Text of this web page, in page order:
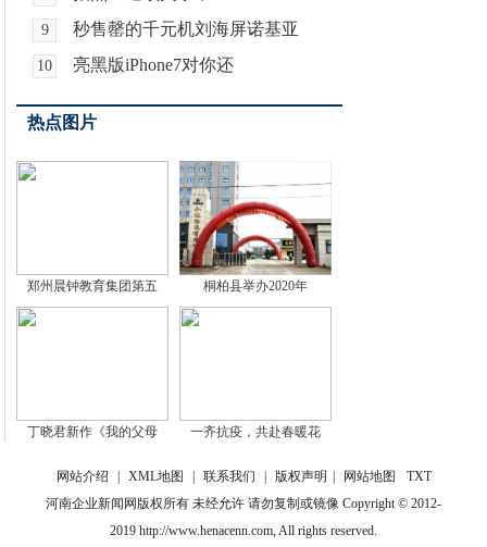
9 秒售罄的千元机刘海屏诺基亚
10 亮黑版iPhone7对你还
热点图片
郑州晨钟教育集团第五 桐柏县举办2020年
丁晓君新作《我的父母 一齐抗疫，共赴春暖花
网站介绍 | XML地图 | 联系我们 | 版权声明 | 网站地图
TXT
河南企业新闻网版权所有 未经允许 请勿复制或镜像 Copyright © 2012-
2019 http://www.henacenn.com, All rights reserved.